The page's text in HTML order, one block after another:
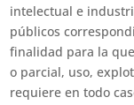
intelectual e
públicos
finalidad para la
o parcial, uso,
requiere en todo